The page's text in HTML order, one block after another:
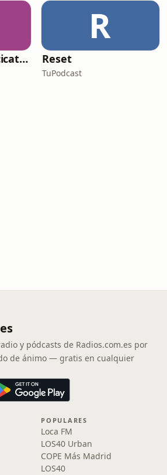
La mente y sus cicatrices
R
Reset
TuPodcast
y pódcasts de Radios.com.es por
de ánimo — gratis en cualquier
POPULARES
Loca FM
LOS40 Urban
COPE Más Madrid
LOS40